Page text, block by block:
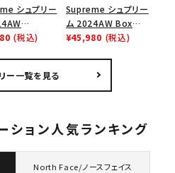
シュプリー
Glamour
ダーブ
(税込)
Supreme シュプリー
ム 2024AW Box
Logo Hooded
ネイビー 紺
¥45,980 (税込)
ー一覧を見る
ション人気ランキング
North Face/ノースフェイス